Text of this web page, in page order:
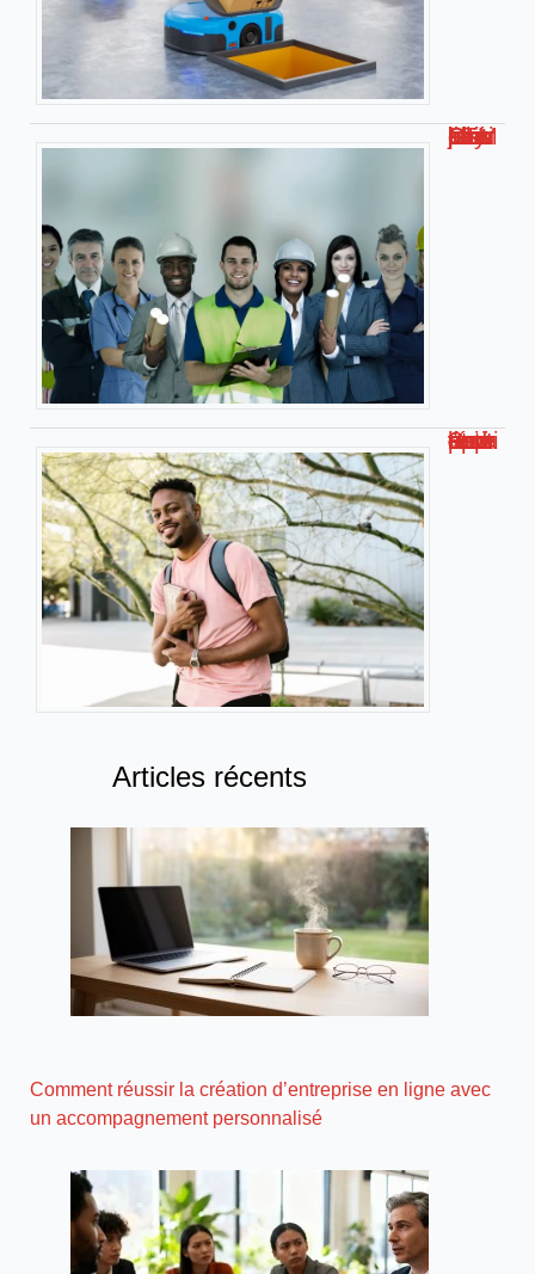
Métier bien payé bac STMG – Les jobs les plus rémunérateurs
Smart université : l’université connectée pour apprendre autrement
Articles récents
Comment réussir la création d’entreprise en ligne avec
un accompagnement personnalisé